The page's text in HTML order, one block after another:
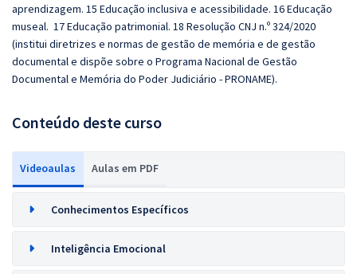
aprendizagem. 15 Educação inclusiva e acessibilidade. 16 Educação
museal. 17 Educação patrimonial. 18 Resolução CNJ n.º 324/2020
(institui diretrizes e normas de gestão de memória e de gestão
documental e dispõe sobre o Programa Nacional de Gestão
Documental e Memória do Poder Judiciário - PRONAME).
Conteúdo deste curso
Videoaulas Aulas em PDF
Conhecimentos Específicos
Inteligência Emocional